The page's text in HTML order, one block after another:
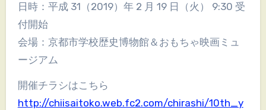
日時：平成 31（2019）年 2 月 19 日（火） 9:30 受
付開始
会場：京都市学校歴史博物館＆おもちゃ映画ミュ
ージアム
開催チラシはこちら
http://chiisaitoko.web.fc2.com/chirashi/10th_y